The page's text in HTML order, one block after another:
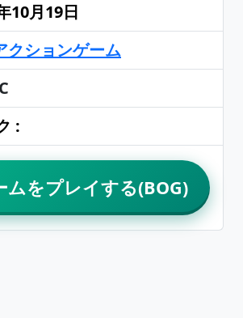
10月19日
クションゲーム
:
ムをプレイする(BOG)